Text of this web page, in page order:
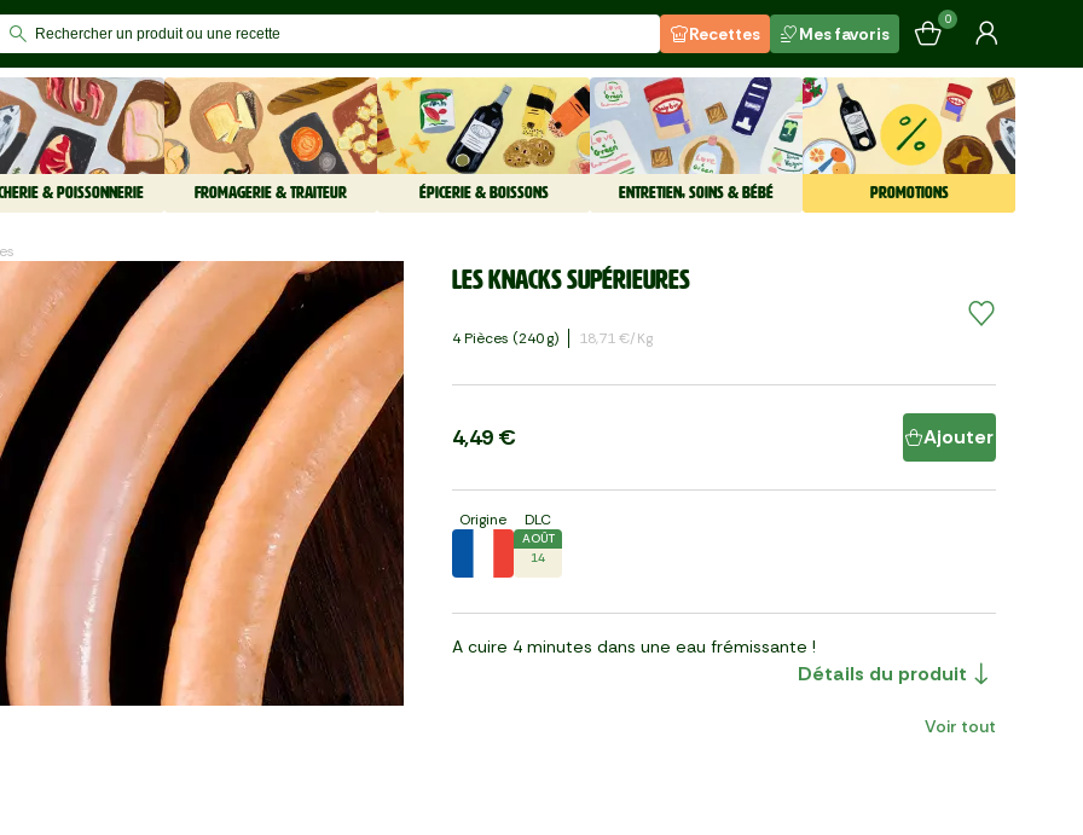
Recettes Mes favoris
0
& POISSONNERIE FROMAGERIE & TRAITEUR ÉPICERIE & BOISSONS ENTRETIEN, SOINS & BÉBÉ PROMOTIONS
Les Knacks supérieures
4 Pièces (240 G) 18,71 €/kg
4,49 € Ajouter
Origine DLC
AOÛT
14
A cuire 4 minutes dans une eau frémissante !
Détails du produit
Voir tout